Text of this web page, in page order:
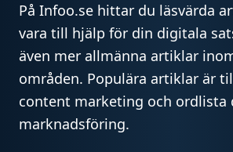
På Infoo.se hittar du läsvärda
vara till hjälp för din digitala
även mer allmänna artiklar
områden. Populära artiklar är
content marketing och ordlista
marknadsföring.